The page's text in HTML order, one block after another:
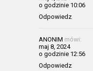
o godzinie 10:06
Odpowiedz
ANONIM mówi:
maj 8, 2024
o godzinie 12:56
Odpowiedz